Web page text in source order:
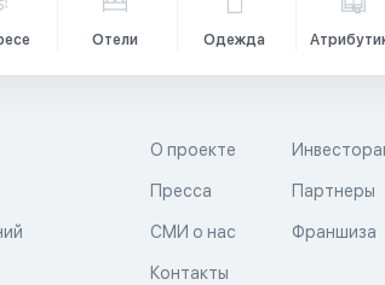
Отели Одежда
О проекте
Пресса
СМИ о нас
Контакты
Партнеры
Франшиза